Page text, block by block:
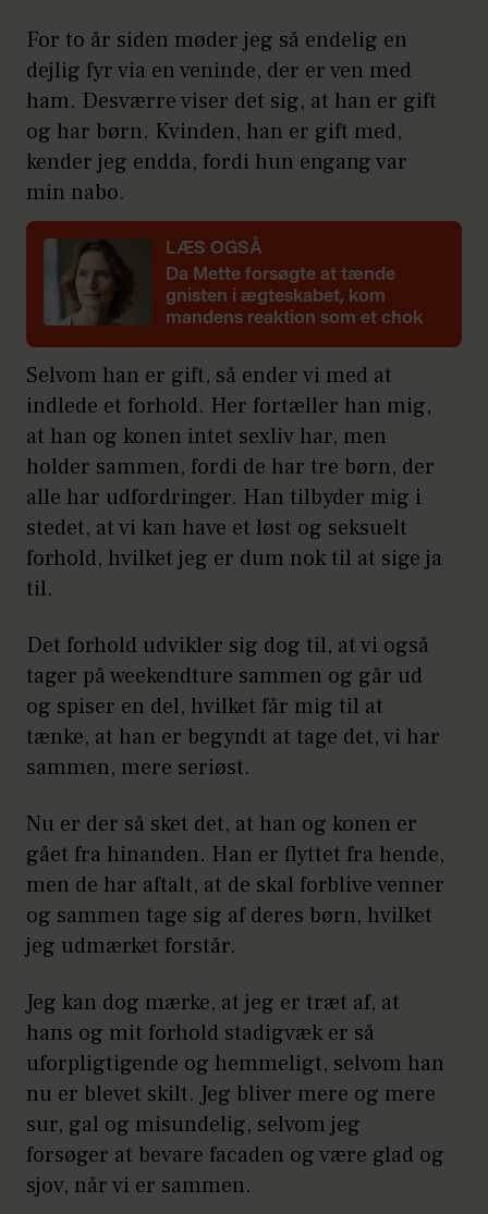
For to år siden møder jeg så endelig en
dejlig fyr via en veninde, der er ven med
ham. Desværre viser det sig, at han er gift
og har børn. Kvinden, han er gift med,
kender jeg endda, fordi hun engang var
min nabo.
LÆS OGSÅ
Da Mette forsøgte at tænde
gnisten i ægteskabet, kom
mandens reaktion som et chok
Selvom han er gift, så ender vi med at
indlede et forhold. Her fortæller han mig,
at han og konen intet sexliv har, men
holder sammen, fordi de har tre børn, der
alle har udfordringer. Han tilbyder mig i
stedet, at vi kan have et løst og seksuelt
forhold, hvilket jeg er dum nok til at sige ja
til.
Det forhold udvikler sig dog til, at vi også
tager på weekendture sammen og går ud
og spiser en del, hvilket får mig til at
tænke, at han er begyndt at tage det, vi har
sammen, mere seriøst.
Nu er der så sket det, at han og konen er
gået fra hinanden. Han er flyttet fra hende,
men de har aftalt, at de skal forblive venner
og sammen tage sig af deres børn, hvilket
jeg udmærket forstår.
Jeg kan dog mærke, at jeg er træt af, at
hans og mit forhold stadigvæk er så
uforpligtigende og hemmeligt, selvom han
nu er blevet skilt. Jeg bliver mere og mere
sur, gal og misundelig, selvom jeg
forsøger at bevare facaden og være glad og
sjov, når vi er sammen.